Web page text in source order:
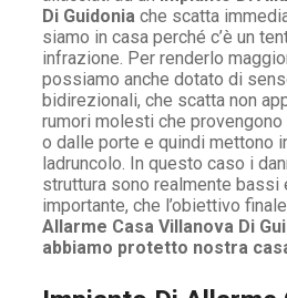
Di Guidonia che scatta
siamo in casa perché c’è un
infrazione. Per renderlo
possiamo anche dotato di
bidirezionali, che scatta non
rumori molesti che
o dalle porte e quindi mettono
ladruncolo. In questo caso i
struttura sono realmente bassi
importante, che l’obiettivo finale
Allarme Casa Villanova Di
abbiamo protetto nostra